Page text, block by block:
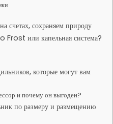
счетах, сохраняем природу
Frost или капельная система?
которые могут вам
и почему он выгоден?
по размеру и размещению